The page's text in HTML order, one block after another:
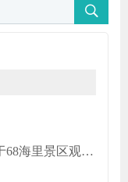
平潭归纳试验区商场监督管理局关于68海里景区观光车车票收费规范的告诉